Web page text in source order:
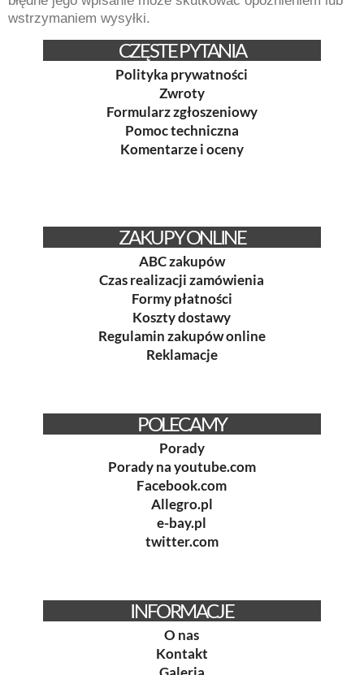
wstrzymaniem wysyłki.
CZĘSTE PYTANIA
Polityka prywatności
Zwroty
Formularz zgłoszeniowy
Pomoc techniczna
Komentarze i oceny
ZAKUPY ONLINE
ABC zakupów
Czas realizacji zamówienia
Formy płatności
Koszty dostawy
Regulamin zakupów online
Reklamacje
POLECAMY
Porady
Porady na youtube.com
Facebook.com
Allegro.pl
e-bay.pl
twitter.com
INFORMACJE
O nas
Kontakt